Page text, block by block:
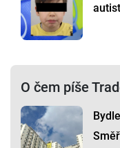
O čem píše